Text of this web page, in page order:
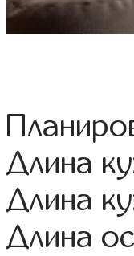
Длина
Длина
Длина